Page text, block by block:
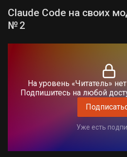
Claude Code на своих
№ 2
На уровень «Читатель»
Подпишитесь на любой
Уже есть